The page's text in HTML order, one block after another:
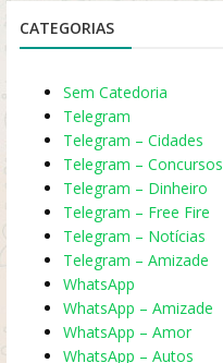
CATEGORIAS
Sem Catedoria
Telegram
Telegram – Cidades
Telegram – Concursos
Telegram – Dinheiro
Telegram – Free Fire
Telegram – Notícias
Telegram – Amizade
WhatsApp
WhatsApp – Amizade
WhatsApp – Amor
WhatsApp – Autos